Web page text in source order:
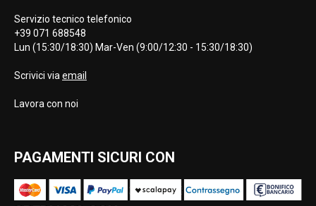
Servizio tecnico telefonico
+39 071 688548
Lun (15:30/18:30) Mar-Ven (9:00/12:30 - 15:30/18:30)
Scrivici via email
Lavora con noi
PAGAMENTI SICURI CON